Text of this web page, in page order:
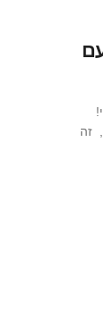
זה